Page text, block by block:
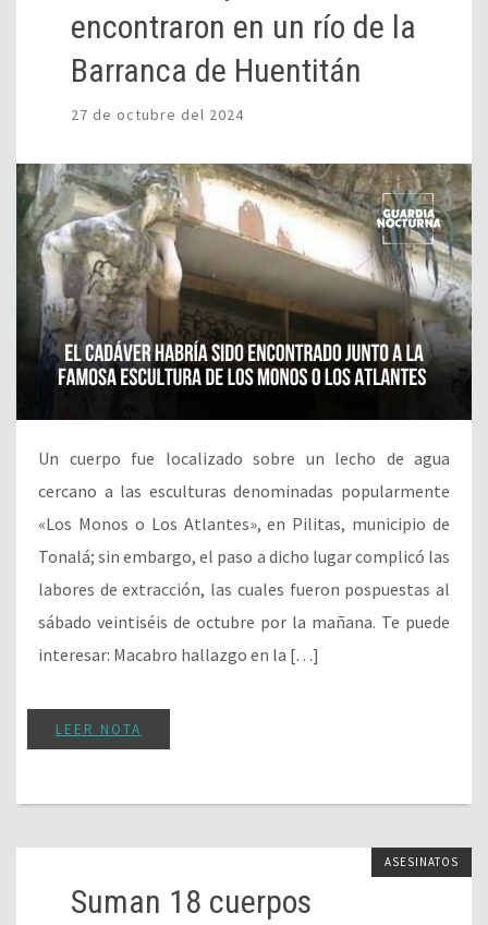
encontraron en un río de la
Barranca de Huentitán
27 de octubre del 2024
Un cuerpo fue localizado sobre un lecho de agua
cercano a las esculturas denominadas popularmente
«Los Monos o Los Atlantes», en Pilitas, municipio de
Tonalá; sin embargo, el paso a dicho lugar complicó las
labores de extracción, las cuales fueron pospuestas al
sábado veintiséis de octubre por la mañana. Te puede
interesar: Macabro hallazgo en la […]
LEER NOTA
ASESINATOS
Suman 18 cuerpos